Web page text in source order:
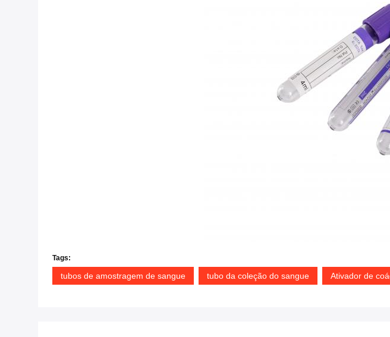
Tags:
tubos de amostragem de sangue tubo da coleção do sangue Ativador de